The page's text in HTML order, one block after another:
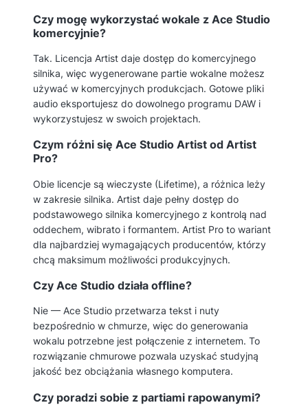
Czy mogę wykorzystać wokale z Ace Studio
komercyjnie?
Tak. Licencja Artist daje dostęp do komercyjnego
silnika, więc wygenerowane partie wokalne możesz
używać w komercyjnych produkcjach. Gotowe pliki
audio eksportujesz do dowolnego programu DAW i
wykorzystujesz w swoich projektach.
Czym różni się Ace Studio Artist od Artist
Pro?
Obie licencje są wieczyste (Lifetime), a różnica leży
w zakresie silnika. Artist daje pełny dostęp do
podstawowego silnika komercyjnego z kontrolą nad
oddechem, wibrato i formantem. Artist Pro to wariant
dla najbardziej wymagających producentów, którzy
chcą maksimum możliwości produkcyjnych.
Czy Ace Studio działa offline?
Nie — Ace Studio przetwarza tekst i nuty
bezpośrednio w chmurze, więc do generowania
wokalu potrzebne jest połączenie z internetem. To
rozwiązanie chmurowe pozwala uzyskać studyjną
jakość bez obciążania własnego komputera.
Czy poradzi sobie z partiami rapowanymi?